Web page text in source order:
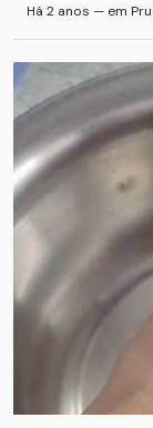
Há 2 anos — em